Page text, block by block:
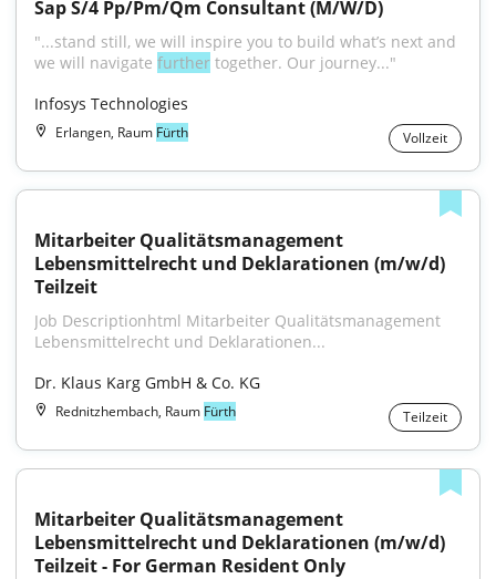
Sap S/4 Pp/Pm/Qm Consultant (M/W/D)
"...stand still, we will inspire you to build what’s next and
we will navigate further together. Our journey..."
Infosys Technologies
Erlangen, Raum Fürth Vollzeit
Mitarbeiter Qualitätsmanagement
Lebensmittelrecht und Deklarationen (m/w/d)
Teilzeit
Job Descriptionhtml Mitarbeiter Qualitätsmanagement
Lebensmittelrecht und Deklarationen...
Dr. Klaus Karg GmbH & Co. KG
Rednitzhembach, Raum Fürth Teilzeit
Mitarbeiter Qualitätsmanagement
Lebensmittelrecht und Deklarationen (m/w/d)
Teilzeit - For German Resident Only